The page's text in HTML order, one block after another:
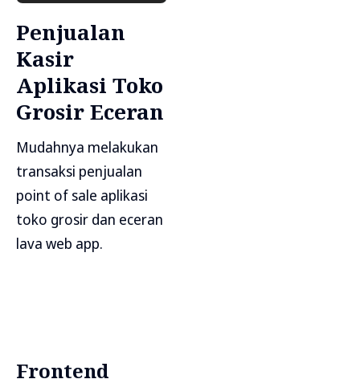
Penjualan
Kasir
Aplikasi Toko
Grosir Eceran
Mudahnya melakukan
transaksi penjualan
point of sale aplikasi
toko grosir dan eceran
lava web app.
Frontend